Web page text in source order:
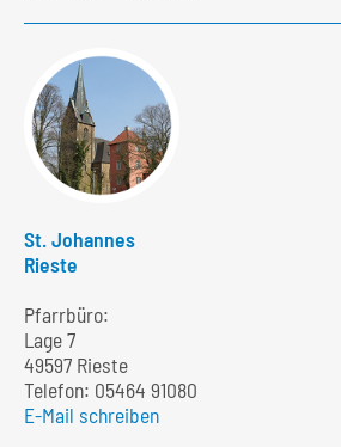
St. Johannes
Rieste
Pfarrbüro:
Lage 7
49597 Rieste
Telefon: 05464 91080
E-Mail schreiben